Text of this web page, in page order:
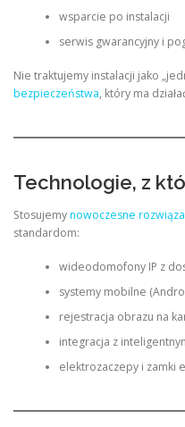
wsparcie po instalacji
serwis gwarancyjny i
Nie traktujemy instalacji jako
bezpieczeństwa, który ma
Technologie, z
Stosujemynowoczesne
standardom:
wideodomofony IP z
systemy mobilne
rejestracja obrazu na
integracja z
elektrozaczepy i zamki